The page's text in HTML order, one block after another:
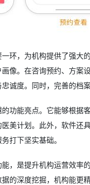
环，为机构提供了强大
像。在咨询预约、方
诚度。同时，完善的档
功能亮点。它能够根
美计划。此外，软件还
打下坚实基础。
，是提升机构运营效
的深度挖掘，机构能更